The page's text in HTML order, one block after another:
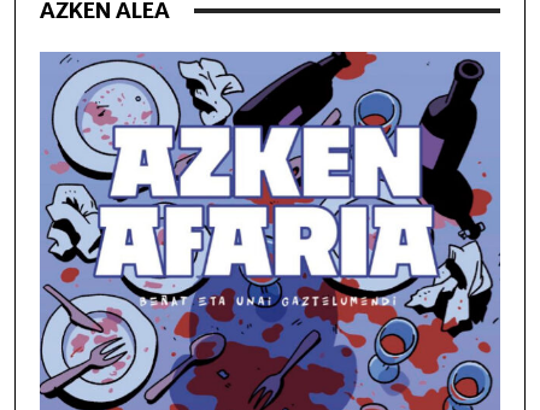
AZKEN ALEA